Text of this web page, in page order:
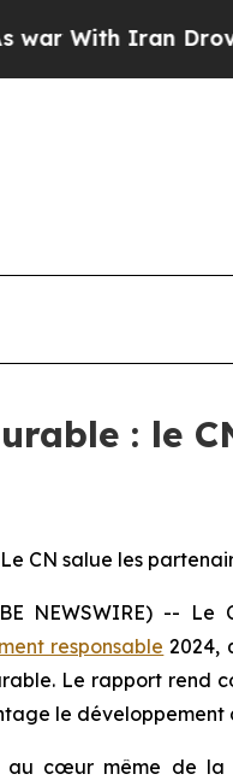
Iran Drove oil
: le
Le CN salue les
NEWSWIRE) --
responsable 2024,
Le rapport rend
le
au cœur même de